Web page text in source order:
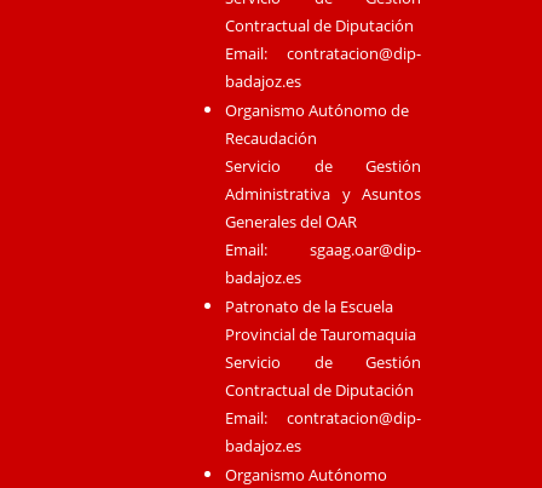
Contractual de Diputación
Email:contratacion@dip-
badajoz.es
Organismo Autónomo de
Recaudación
Servicio de Gestión
Administrativa y Asuntos
Generales del OAR
Email:sgaag.oar@dip-
badajoz.es
Patronato de la Escuela
Provincial de Tauromaquia
Servicio de Gestión
Contractual de Diputación
Email:contratacion@dip-
badajoz.es
Organismo Autónomo